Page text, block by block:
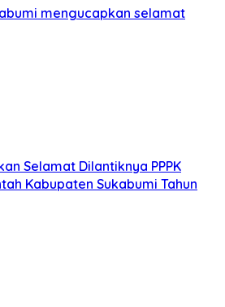
mengucapkan selamat
Selamat Dilantiknya PPPK
Kabupaten Sukabumi Tahun